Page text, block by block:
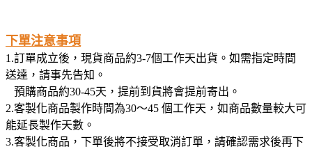
下單注意事項
1.訂單成立後，現貨商品約3-7個工作天出貨。如需指定時間
送達，請事先告知。
預購商品約30-45天，提前到貨將會提前寄出。
2.客製化商品製作時間為30〜45 個工作天，如商品數量較大可
能延長製作天數。
3.客製化商品，下單後將不接受取消訂單，請確認需求後再下